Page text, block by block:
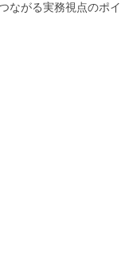
ながる実務視点のポイ